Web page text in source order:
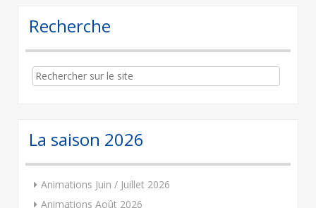
Recherche
Search
for:
La saison 2026
Animations Juin / Juillet 2026
Animations Août 2026